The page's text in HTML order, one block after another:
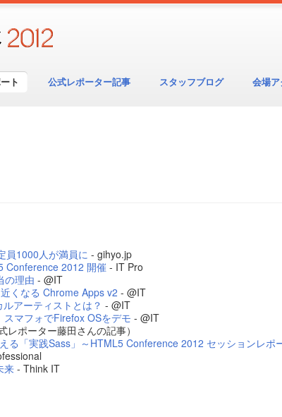
ト 公式レポーター記事 スタッフブログ 会場
員1000人が満員に - gihyo.jp
Conference 2012 開催 - IT Pro
の理由 - @IT
くなる Chrome Apps v2 - @IT
アーティストとは？ - @IT
マフォでFirefox OSをデモ - @IT
レポーター藤田さんの記事）
る「実践Sass」～HTML5 Conference 2012 セッションレポ
来 - Think IT